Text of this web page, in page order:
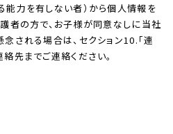
力を有しない者）から個人情報を
者の方で、お子様が同意なしに当社
される場合は、セクション10.「連
先までご連絡ください。